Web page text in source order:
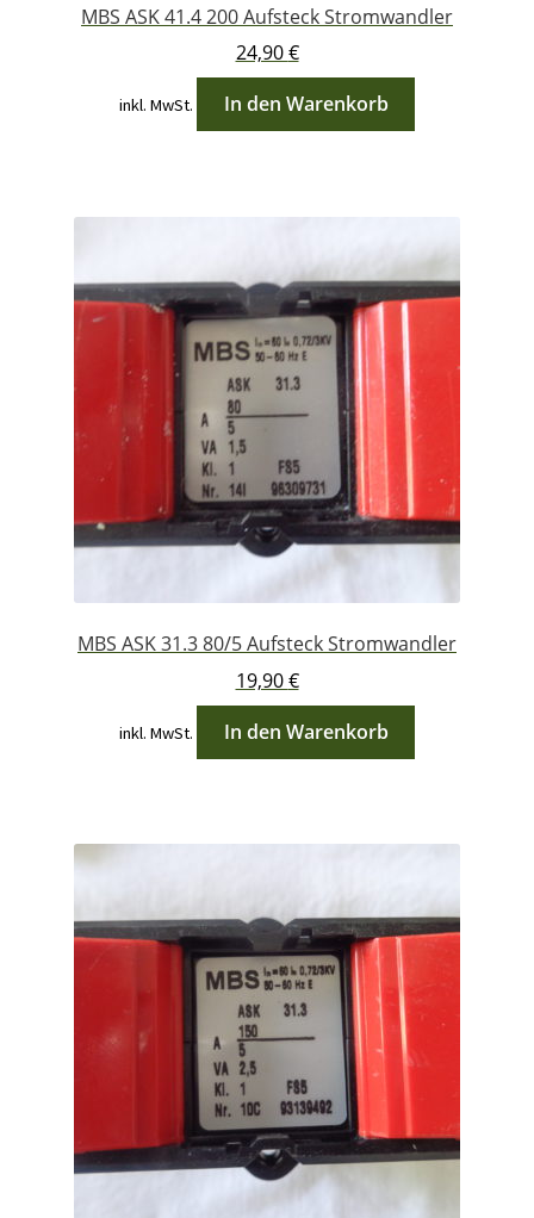
MBS ASK 41.4 200 Aufsteck Stromwandler
24,90€
inkl. MwSt. In den Warenkorb
MBS ASK 31.3 80/5 Aufsteck Stromwandler
19,90€
inkl. MwSt. In den Warenkorb